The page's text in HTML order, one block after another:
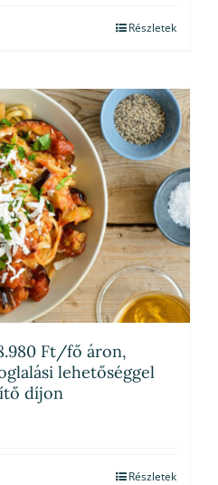
Részletek
Ft/fő áron,
lehetőséggel
díjon
Részletek